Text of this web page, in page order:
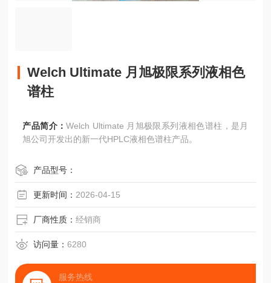
Welch Ultimate 月旭极限系列液相色
谱柱
产品简介：Welch Ultimate 月旭极限系列液相色谱柱，是月
旭公司开发出的新一代HPLC液相色谱柱产品。
产品型号：
更新时间： 2026-04-15
厂商性质：经销商
访问量：6280
服务热线